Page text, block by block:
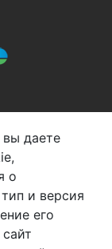
даете
о
и версия
его